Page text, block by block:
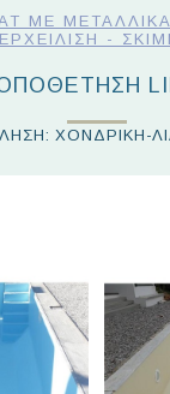
ΜΕ ΜΕΤΑΛΛΙΚΆ
-
ΧΟΝΔΡΙΚΗ-